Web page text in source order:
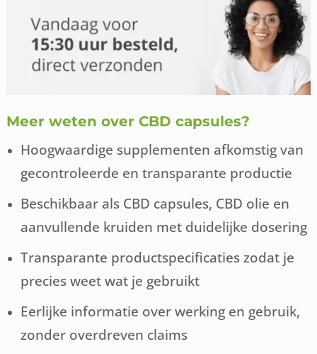
Meer weten over CBD capsules?
Hoogwaardige supplementen afkomstig van
gecontroleerde en transparante productie
Beschikbaar als CBD capsules, CBD olie en
aanvullende kruiden met duidelijke dosering
Transparante productspecificaties zodat je
precies weet wat je gebruikt
Eerlijke informatie over werking en gebruik,
zonder overdreven claims